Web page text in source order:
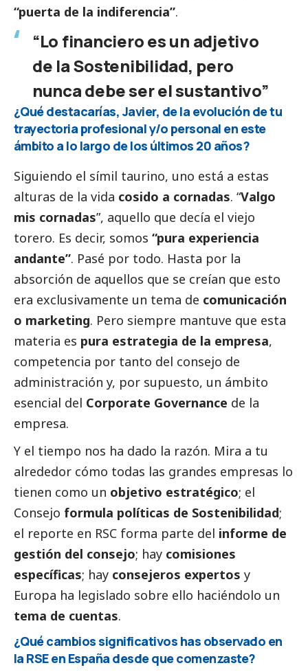
“puerta de la indiferencia”.
“Lo financiero es un adjetivo
de la Sostenibilidad, pero
nunca debe ser el sustantivo”
¿Qué destacarías, Javier, de la evolución de tu
trayectoria profesional y/o personal en este
ámbito a lo largo de los últimos 20 años?
Siguiendo el símil taurino, uno está a estas
alturas de la vida cosido a cornadas. “Valgo
mis cornadas”, aquello que decía el viejo
torero. Es decir, somos “pura experiencia
andante”. Pasé por todo. Hasta por la
absorción de aquellos que se creían que esto
era exclusivamente un tema de comunicación
o marketing. Pero siempre mantuve que esta
materia es pura estrategia de la empresa,
competencia por tanto del consejo de
administración y, por supuesto, un ámbito
esencial del Corporate Governance de la
empresa.
Y el tiempo nos ha dado la razón. Mira a tu
alrededor cómo todas las grandes empresas lo
tienen como un objetivo estratégico; el
Consejo formula políticas de Sostenibilidad;
el reporte en RSC forma parte del informe de
gestión del consejo; hay comisiones
específicas; hay consejeros expertos y
Europa ha legislado sobre ello haciéndolo un
tema de cuentas.
¿Qué cambios significativos has observado en
la RSE en España desde que comenzaste?